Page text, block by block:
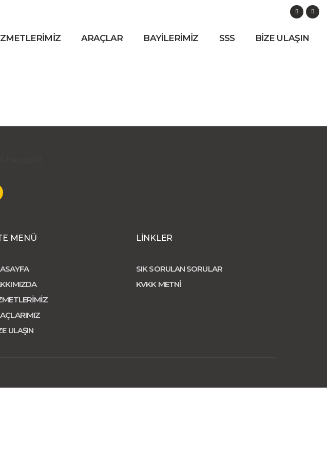
ARAÇLAR BAYILERIMIZ SSS BIZE ULAŞIN
MENÜ
ULAŞIN
LİNKLER
SIK SORULAN SORULAR
KVKK METNİ